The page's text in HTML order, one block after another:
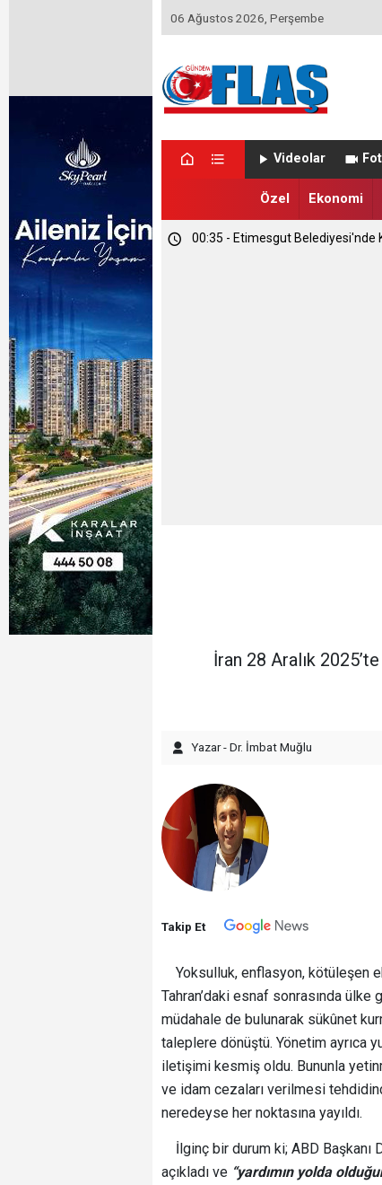
06 Ağustos 2026, Perşembe
Videolar
Özel Ekonomi
13:09 - Ümit Özdağ Etimesgut'u
00:35 - Etimesgut Belediyesi'nde
İran 28 Aralık
Yazar - Dr. İmbat Muğlu
Takip Et
Yoksulluk, enflasyon, kötüleşen
Tahran’daki esnaf sonrasında
müdahale de bulunarak sükûnet
taleplere dönüştü. Yönetim ayrıca
iletişimi kesmiş oldu. Bununla
ve idam cezaları verilmesi
neredeyse her noktasına yayıldı.
İlginç bir durum ki; ABD Başkanı
açıkladı ve “yardımın yolda